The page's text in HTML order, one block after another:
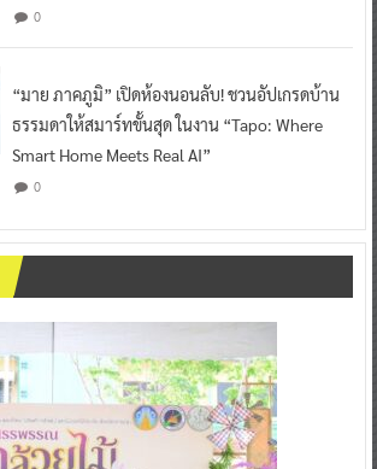
0
“มาย ภาคภูมิ” เปิดห้องนอนลับ! ชวนอัปเกรดบ้าน
ธรรมดาให้สมาร์ทขั้นสุด ในงาน “Tapo: Where
Smart Home Meets Real AI”
0